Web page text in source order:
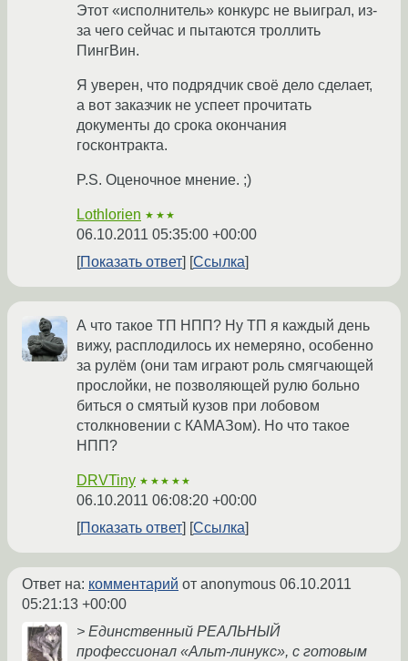
Этот «исполнитель» конкурс не выиграл, из-
за чего сейчас и пытаются троллить
ПингВин.
Я уверен, что подрядчик своё дело сделает,
а вот заказчик не успеет прочитать
документы до срока окончания
госконтракта.
P.S. Оценочное мнение. ;)
Lothlorien ★★★
06.10.2011 05:35:00 +00:00
Показать ответ
Ссылка
А что такое ТП НПП? Ну ТП я каждый день
вижу, расплодилось их немеряно, особенно
за рулём (они там играют роль смягчающей
прослойки, не позволяющей рулю больно
биться о смятый кузов при лобовом
столкновении с КАМАЗом). Но что такое
НПП?
DRVTiny ★★★★★
06.10.2011 06:08:20 +00:00
Показать ответ
Ссылка
Ответ на: комментарий от anonymous 06.10.2011
05:21:13 +00:00
> Единственный РЕАЛЬНЫЙ
профессионал «Альт-линукс», с готовым